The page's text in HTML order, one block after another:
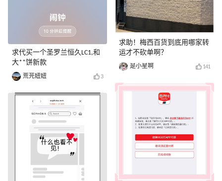
求代买一个圣罗兰恒久LC1,和
大**饼新款
荒芫妞妞 3
求助！梅西百货到底用哪家转
运才不砍单啊？
是小星啊 141